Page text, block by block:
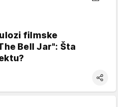
filmske
Bell Jar": Šta